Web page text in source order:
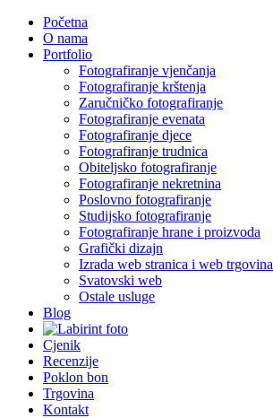
Početna
O nama
Portfolio
Fotografiranje vjenčanja
Fotografiranje krštenja
Zaručničko fotografiranje
Fotografiranje evenata
Fotografiranje djece
Fotografiranje trudnica
Obiteljsko fotografiranje
Fotografiranje nekretnina
Poslovno fotografiranje
Studijsko fotografiranje
Fotografiranje hrane i proizvoda
Grafički dizajn
Izrada web stranica i web trgovina
Svatovski web
Ostale usluge
Blog
Cjenik
Recenzije
Poklon bon
Trgovina
Kontakt